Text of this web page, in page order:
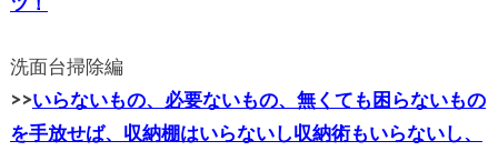
洗面台掃除編
>>いらないもの、必要ないもの、無くても困らないもの
を手放せば、収納棚はいらないし収納術もいらないし、